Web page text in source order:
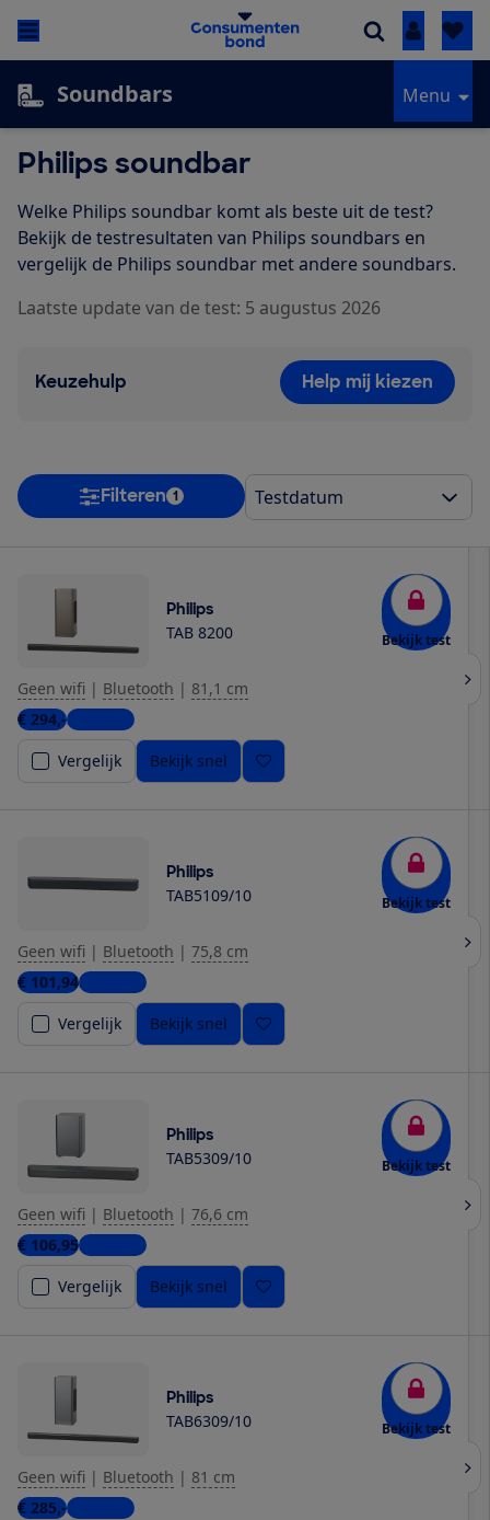
Inloggen
Soundbars Menu
Philips soundbar
Welke Philips soundbar komt als beste uit de test?
Bekijk de testresultaten van Philips soundbars en
vergelijk de Philips soundbar met andere soundbars.
Laatste update van de test: 5 augustus 2026
Keuzehulp Help mij kiezen
Filteren 1
Philips
TAB 8200 Bekijk test
Geen wifi | Bluetooth | 81,1 cm
€ 294,-2 winkels
Vergelijk
Bekijk snel
Philips
TAB5109/10 Bekijk test
Geen wifi | Bluetooth | 75,8 cm
€ 101,942 winkels
Vergelijk
Bekijk snel
Philips
TAB5309/10 Bekijk test
Geen wifi | Bluetooth | 76,6 cm
€ 106,955 winkels
Vergelijk
Bekijk snel
Philips
TAB6309/10 Bekijk test
Geen wifi | Bluetooth | 81 cm
€ 285,-2 winkels